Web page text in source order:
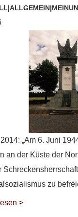
|ALLGEMEIN|
„Am 6. Juni
an der Küste der
zu
>